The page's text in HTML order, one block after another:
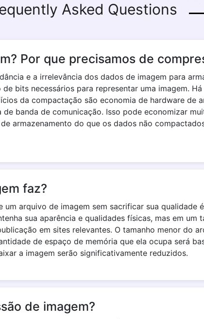
Asked Questions
Por que precisamos de
e a irrelevância dos dados de imagem para
bits necessários para representar uma imagem.
da compactação são economia de hardware de
banda de comunicação. Isso pode economizar
armazenamento do que os dados não
faz?
arquivo de imagem sem sacrificar sua qualidade
sua aparência e qualidades físicas, mas em um
em sites relevantes. O tamanho menor do
de espaço de memória que ela ocupa será
a imagem serão significativamente reduzidos.
de imagem?